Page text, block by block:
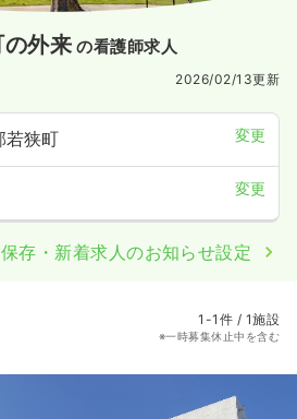
外来 の看護師求人
2026/02/13更新
若狭町 変更
変更
存・新着求人のお知らせ設定
1-1件 / 1施設
※一時募集休止中を含む